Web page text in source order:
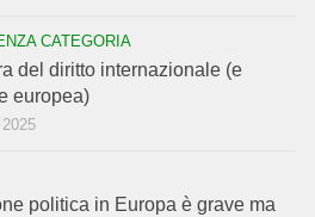
CATEGORIA
del diritto internazionale (e
europea)
politica in Europa è grave ma